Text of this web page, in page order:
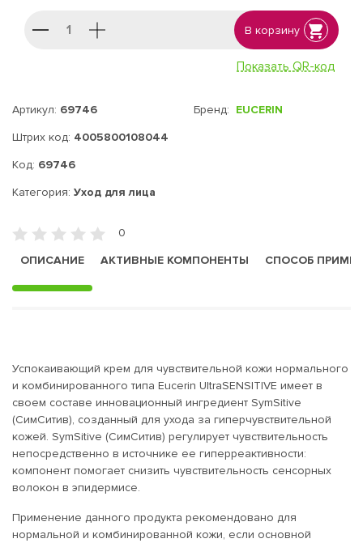
В корзину
Показать QR-код
Артикул: 69746
Штрих код: 4005800108044
Код: 69746
Бренд: EUCERIN
Категория: Уход для лица
0
ОПИСАНИЕ
АКТИВНЫЕ КОМПОНЕНТЫ СПОСОБ
Успокаивающий крем для чувствительной кожи нормального
и комбинированного типа Eucerin UltraSENSITIVE имеет в
своем составе инновационный ингредиент SymSitive
(СимСитив), созданный для ухода за гиперчувствительной
кожей. SymSitive (СимСитив) регулирует чувствительность
непосредственно в источнике ее гиперреактивности:
компонент помогает снизить чувствительность сенсорных
волокон в эпидермисе.
Применение данного продукта рекомендовано для
нормальной и комбинированной кожи, если основной